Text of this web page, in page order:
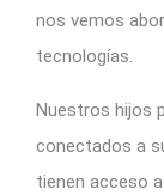
nos vemos
tecnologías.
Nuestros hijos
conectados a
tienen acceso